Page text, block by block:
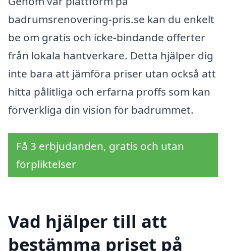
badrumsrenovering-pris.se kan du enkelt
be om gratis och icke-bindande offerter
från lokala hantverkare. Detta hjälper dig
inte bara att jämföra priser utan också att
hitta pålitliga och erfarna proffs som kan
förverkliga din vision för badrummet.
Få 3 erbjudanden, gratis och utan
förpliktelser
Vad hjälper till att
bestämma priset på